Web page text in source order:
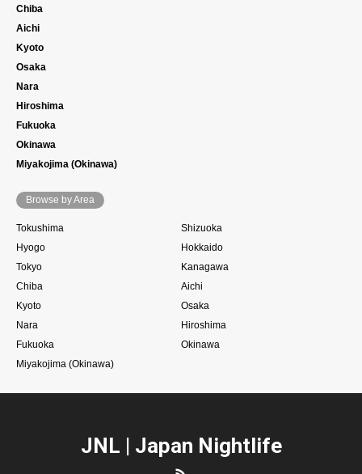
Chiba
Aichi
Kyoto
Osaka
Nara
Hiroshima
Fukuoka
Okinawa
Miyakojima (Okinawa)
Browse by Area
Tokushima
Shizuoka
Hyogo
Hokkaido
Tokyo
Kanagawa
Chiba
Aichi
Kyoto
Osaka
Nara
Hiroshima
Fukuoka
Okinawa
Miyakojima (Okinawa)
JNL | Japan Nightlife